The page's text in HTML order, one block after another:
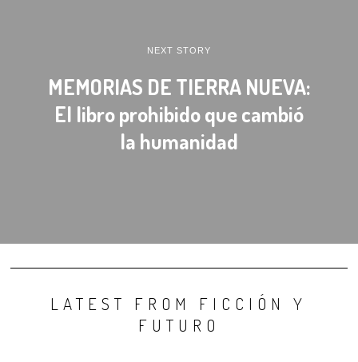
NEXT STORY
MEMORIAS DE TIERRA NUEVA:
El libro prohibido que cambió
la humanidad
LATEST FROM FICCIÓN Y
FUTURO